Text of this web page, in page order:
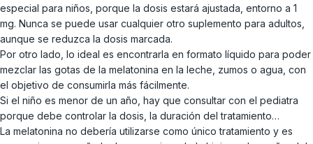
especial para niños, porque la dosis estará ajustada, entorno a 1
mg. Nunca se puede usar cualquier otro suplemento para adultos,
aunque se reduzca la dosis marcada.
Por otro lado, lo ideal es encontrarla en formato líquido para poder
mezclar las gotas de la melatonina en la leche, zumos o agua, con
el objetivo de consumirla más fácilmente.
Si el niño es menor de un año, hay que consultar con el pediatra
porque debe controlar la dosis, la duración del tratamiento…
La melatonina no debería utilizarse como único tratamiento y es